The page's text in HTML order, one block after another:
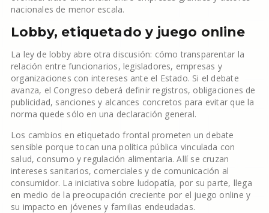
nacionales de menor escala.
Lobby, etiquetado y juego online
La ley de lobby abre otra discusión: cómo transparentar la
relación entre funcionarios, legisladores, empresas y
organizaciones con intereses ante el Estado. Si el debate
avanza, el Congreso deberá definir registros, obligaciones de
publicidad, sanciones y alcances concretos para evitar que la
norma quede sólo en una declaración general.
Los cambios en etiquetado frontal prometen un debate
sensible porque tocan una política pública vinculada con
salud, consumo y regulación alimentaria. Allí se cruzan
intereses sanitarios, comerciales y de comunicación al
consumidor. La iniciativa sobre ludopatía, por su parte, llega
en medio de la preocupación creciente por el juego online y
su impacto en jóvenes y familias endeudadas.